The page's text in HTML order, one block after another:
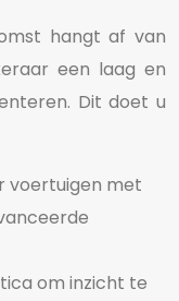
hangt af van
een laag en
Dit doet u
voertuigen met
om inzicht te